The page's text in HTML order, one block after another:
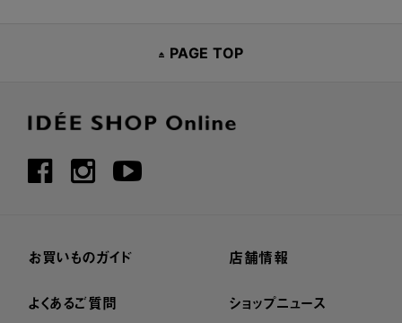
PAGE TOP
お買いものガイド
よくあるご質問
店舗情報
ショップニュース